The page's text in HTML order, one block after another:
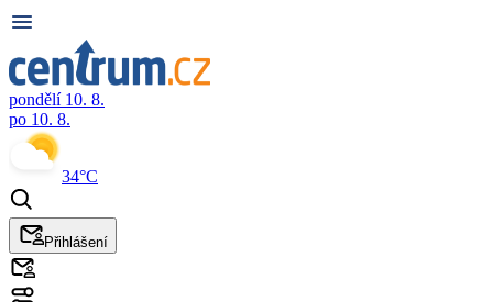
pondělí 10. 8.
po 10. 8.
34°C
Přihlášení